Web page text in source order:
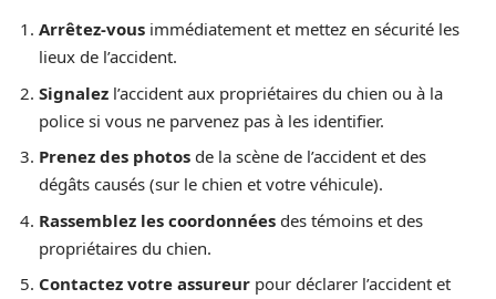
Arrêtez-vous immédiatement et mettez en sécurité les
lieux de l’accident.
Signalez l’accident aux propriétaires du chien ou à la
police si vous ne parvenez pas à les identifier.
Prenez des photos de la scène de l’accident et des
dégâts causés (sur le chien et votre véhicule).
Rassemblez les coordonnées des témoins et des
propriétaires du chien.
Contactez votre assureur pour déclarer l’accident et